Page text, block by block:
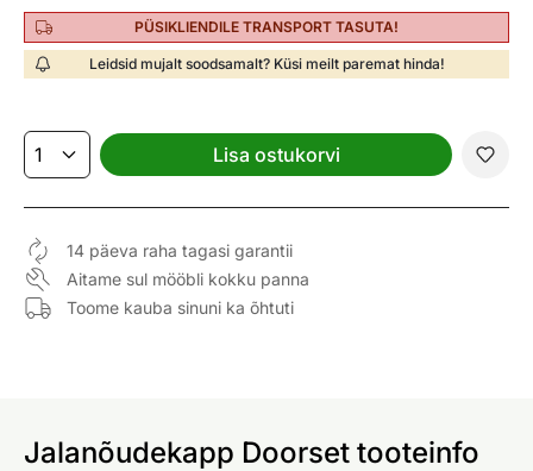
PÜSIKLIENDILE TRANSPORT TASUTA!
Leidsid mujalt soodsamalt? Küsi meilt paremat hinda!
Lisa ostukorvi
14 päeva raha tagasi garantii
Aitame sul mööbli kokku panna
Toome kauba sinuni ka õhtuti
Jalanõudekapp Doorset tooteinfo